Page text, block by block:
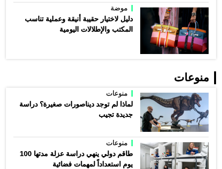
موضة
دليل لاختيار حقيبة أنيقة وعملية تناسب
المكتب والإطلالات اليومية
منوعات
منوعات
لماذا لم توجد ديناصورات صغيرة؟ دراسة
جديدة تجيب
منوعات
طاقم دولي ينهي دراسة عزلة مدتها 100
يوم استعداداً لمهمات فضائية